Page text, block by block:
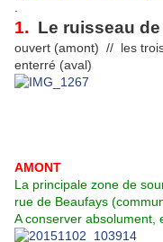
1. Le ruisseau de
ouvert (amont) // les
enterré (aval)
AMONT
La principale zone de
rue de Beaufays
A conserver absolument,